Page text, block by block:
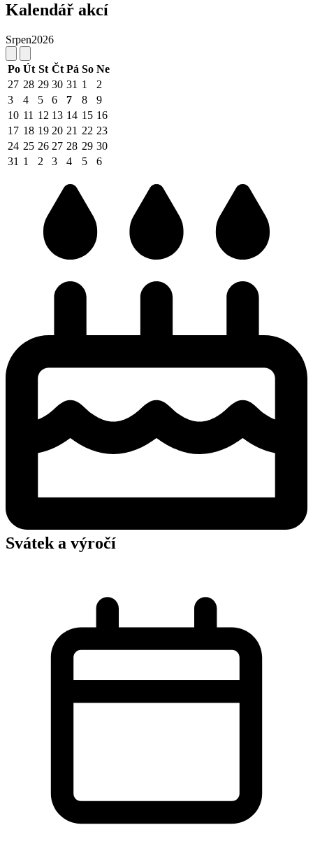
Kalendář akcí
Srpen2026
Po Út St Čt Pá So Ne
27 28 29 30 31 1
2
3
4 5 6 7 8
9
10 11 12 13 14 15 16
17 18 19 20 21 22 23
24 25 26 27 28 29 30
31 1 2 3 4 5 6
Svátek a výročí